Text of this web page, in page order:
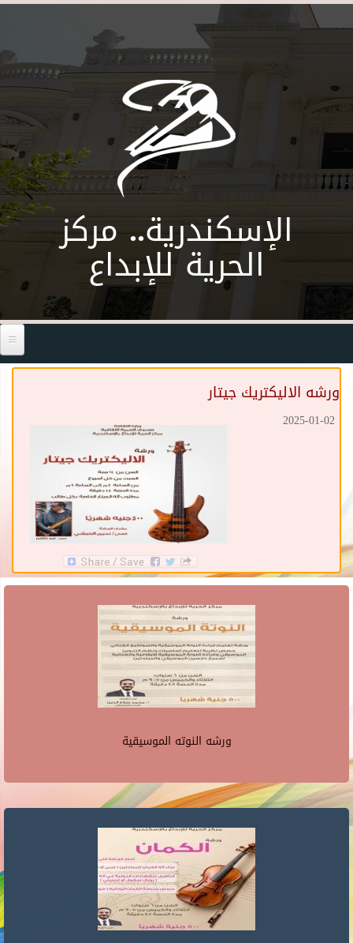
Skip to main content
الإسكندرية.. مركز
الحرية للإبداع
ورشه الاليكتريك جيتار
2025-01-02
ورشه النوته الموسيقية